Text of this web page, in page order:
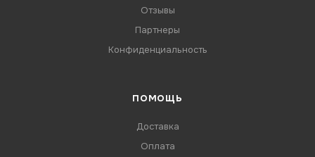
Отзывы
Партнеры
Конфиденциальность
ПОМОЩЬ
Доставка
Оплата